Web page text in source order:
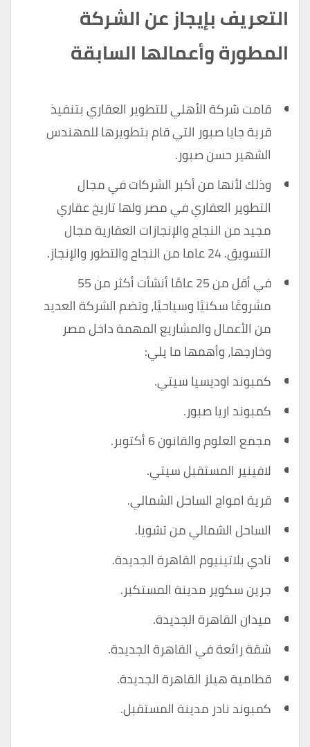
التعريف بإيجاز عن الشركة
المطورة وأعمالها السابقة
قامت شركة الأهلي للتطوير العقاري بتنفيذ
قرية جايا صبور التي قام بتطويرها للمهندس
الشهير حسن صبور.
وذلك لأنها من أكبر الشركات في مجال
التطوير العقاري في مصر ولها تاريخ عقاري
مجيد من النجاح والإنجازات العقارية مجال
التسويق. 24 عاما من النجاح والتطور والإنجاز.
في أقل من 25 عامًا أنشأت أكثر من 55
مشروعًا سكنيًا وسياحيًا، وتضم الشركة العديد
من الأعمال والمشاريع المهمة داخل مصر
وخارجها، وأهمها ما يلي:
كمبوند اوديسيا سيتي.
كمبوند اريا صبور.
مجمع العلوم والقانون 6 أكتوبر.
لافينير المستقبل سيتي.
قرية امواج الساحل الشمالي.
الساحل الشمالي من تشويا.
نادي بلاتينيوم القاهرة الجديدة.
جرين سكوير مدينة المستكبر.
ميدان القاهرة الجديدة.
شقة رائعة في القاهرة الجديدة.
قطامية هيلز القاهرة الجديدة.
كمبوند نادر مدينة المستقبل.